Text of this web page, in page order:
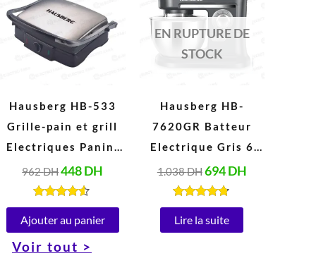
Hausberg HB-533
Grille-pain et grill
Electriques Panini
en acier Inoxydable
Peut ouvrir à 180°
(1850-2200W, 220-
240V)
962DH
était :
962 DH.
448DH
est :
448 DH.
Note
4.40
sur 5
Ajouter au panier
EN RUPTURE DE
STOCK
Hausberg HB-
7620GR Batteur
Electrique Gris 6
Vitesses 5 Litres
(1000W)
1.038DH
était :
1.038 DH.
694DH
est :
694 DH.
Note
4.67
Lire la suite
Voir tout >